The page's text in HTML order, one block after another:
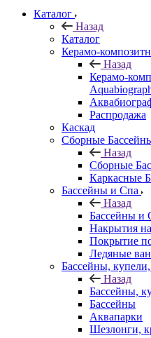
Каталог
Назад
Каталог
Керамо-
Назад
Керамо-
Распродажа
Каскад
Сборные
Назад
Сборные
Каркасные
Бассейны и Спа
Назад
Бассейны и
Накрытия
Покрытие
Ледяные
Бассейны, купели,
Назад
Бассейны,
Бассейны
Аквапарки
Шезлонги,